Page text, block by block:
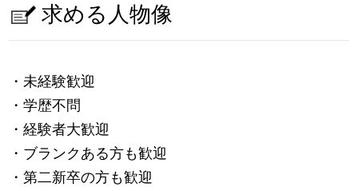
求める人物像
・未経験歓迎
・学歴不問
・経験者大歓迎
・ブランクある方も歓迎
・第二新卒の方も歓迎